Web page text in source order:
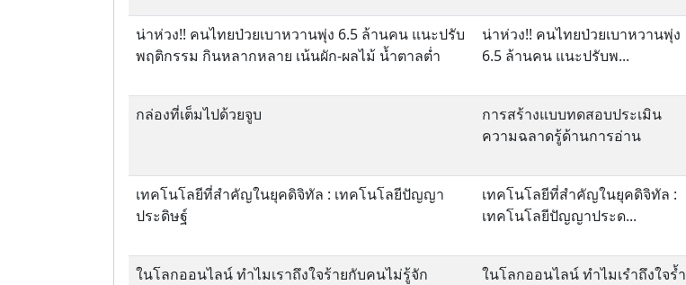
น่าห่วง!! คนไทยป่วยเบาหวานพุ่ง 6.5 ล้านคน แนะปรับ
พฤติกรรม กินหลากหลาย เน้นผัก-ผลไม้ น้ำตาลต่ำ
น่าห่วง!! คนไทยป่วยเบาหวานพุ่ง
6.5 ล้านคน แนะปรับพ...
กล่องที่เต็มไปด้วยจูบ
การสร้างแบบทดสอบประเมิน
ความฉลาดรู้ด้านการอ่าน
เทคโนโลยีที่สำคัญในยุคดิจิทัล : เทคโนโลยีปัญญา
ประดิษฐ์
เทคโนโลยีที่สำคัญในยุคดิจิทัล :
เทคโนโลยีปัญญาประด...
ในโลกออนไลน์ ทำไมเราถึงใจร้ายกับคนไม่รู้จัก
ในโลกออนไลน์ ทำไมเรำถึงใจร้ำ